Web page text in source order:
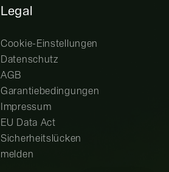
Legal
Cookie-Einstellungen
Datenschutz
AGB
Garantiebedingungen
Impressum
EU Data Act
Sicherheitslücken
melden